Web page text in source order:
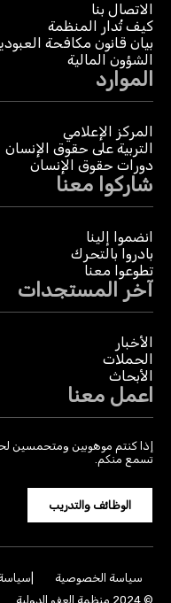
الاتصال بنا
كيف تُدار المنظمة
بيان قانون مكافحة
الشؤون المالية
الموارد
المركز الإعلامي
التربية على حقوق الإنسان
دورات حقوق الإنسان
شاركوا معنا
انضموا إلينا
بادروا بالتحرك
تطوعوا معنا
آخر المستجدات
الأخبار
الحملات
الأبحاث
اعمل معنا
إذا كنتم موهوبين ومتحمسين
تسمع منكم.
الوظائف والتدريب
سياسة الخصوصية سياسة
© 2024 منظمة العفو الدولية